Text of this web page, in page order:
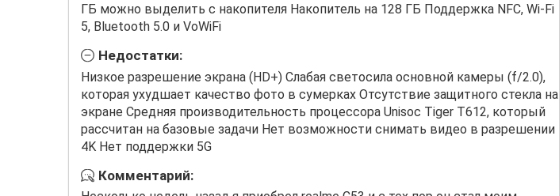
ГБ можно выделить с накопителя Накопитель на 128 ГБ Поддержка NFC, Wi-Fi
5, Bluetooth 5.0 и VoWiFi
Недостатки:
Низкое разрешение экрана (HD+) Слабая светосила основной камеры (f/2.0),
которая ухудшает качество фото в сумерках Отсутствие защитного стекла на
экране Средняя производительность процессора Unisoc Tiger T612, который
рассчитан на базовые задачи Нет возможности снимать видео в разрешении
4K Нет поддержки 5G
Комментарий: